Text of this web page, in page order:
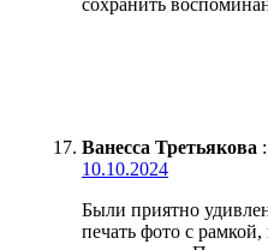
Ванесса Третьякова :
10.10.2024
Были приятно
печать фото с